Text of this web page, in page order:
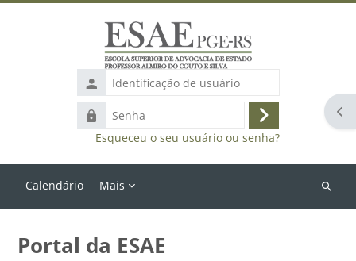
Identificação
de
usuário
Senha
Acessar
Esqueceu o seu usuário ou senha?
Calendário Mais
Buscar
Portal da ESAE